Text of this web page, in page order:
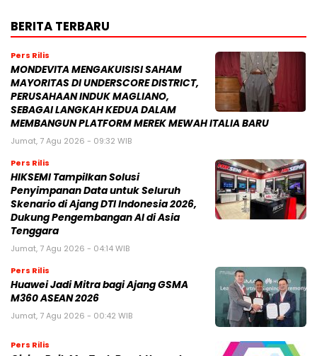
BERITA TERBARU
Pers Rilis
MONDEVITA MENGAKUISISI SAHAM
MAYORITAS DI UNDERSCORE DISTRICT,
PERUSAHAAN INDUK MAGLIANO,
SEBAGAI LANGKAH KEDUA DALAM
MEMBANGUN PLATFORM MEREK MEWAH ITALIA BARU
Jumat, 7 Agu 2026 - 09:32 WIB
Pers Rilis
HIKSEMI Tampilkan Solusi
Penyimpanan Data untuk Seluruh
Skenario di Ajang DTI Indonesia 2026,
Dukung Pengembangan AI di Asia
Tenggara
Jumat, 7 Agu 2026 - 04:14 WIB
Pers Rilis
Huawei Jadi Mitra bagi Ajang GSMA
M360 ASEAN 2026
Jumat, 7 Agu 2026 - 00:42 WIB
Pers Rilis